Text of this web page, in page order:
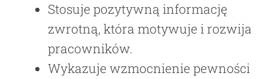
Stosuje pozytywną informację
zwrotną, która motywuje i rozwija
pracowników.
Wykazuje wzmocnienie pewności